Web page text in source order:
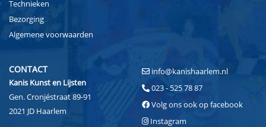
Technieken
Bezorging
Algemene voorwaarden
CONTACT
Kanis Kunst en Lijsten
Gen. Cronjéstraat 89-91
2021 JD Haarlem
info@kanishaarlem.nl
023 - 525 78 87
Volg ons ook op facebook
Instagram